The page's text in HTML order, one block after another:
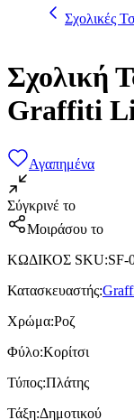
Σχολικές
Σχολική
Graffiti
Αγαπημένα
Σύγκρινέ το
Μοιράσου το
ΚΩΔΙΚΟΣ SKU:SF-
Κατασκευαστής:
Χρώμα:Ροζ
Φύλο:Κορίτσι
Τύπος:Πλάτης
Τάξη:Δημοτικού